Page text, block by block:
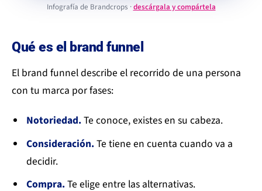
Infografía de Brandcrops ·descárgala y compártela
Qué es el brand funnel
El brand funnel describe el recorrido de una persona
con tu marca por fases:
Notoriedad.Te conoce, existes en su cabeza.
Consideración.Te tiene en cuenta cuando va a
decidir.
Compra.Te elige entre las alternativas.